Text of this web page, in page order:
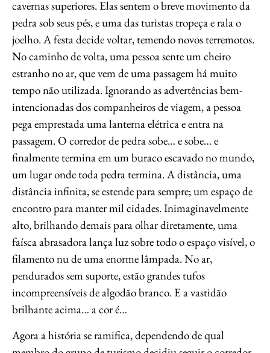
cavernas superiores. Elas sentem o breve movimento da
pedra sob seus pés, e uma das turistas tropeça e rala o
joelho. A festa decide voltar, temendo novos terremotos.
No caminho de volta, uma pessoa sente um cheiro
estranho no ar, que vem de uma passagem há muito
tempo não utilizada. Ignorando as advertências bem-
intencionadas dos companheiros de viagem, a pessoa
pega emprestada uma lanterna elétrica e entra na
passagem. O corredor de pedra sobe… e sobe… e
finalmente termina em um buraco escavado no mundo,
um lugar onde toda pedra termina. A distância, uma
distância infinita, se estende para sempre; um espaço de
encontro para manter mil cidades. Inimaginavelmente
alto, brilhando demais para olhar diretamente, uma
faísca abrasadora lança luz sobre todo o espaço visível, o
filamento nu de uma enorme lâmpada. No ar,
pendurados sem suporte, estão grandes tufos
incompreensíveis de algodão branco. E a vastidão
brilhante acima… a cor é…
Agora a história se ramifica, dependendo de qual